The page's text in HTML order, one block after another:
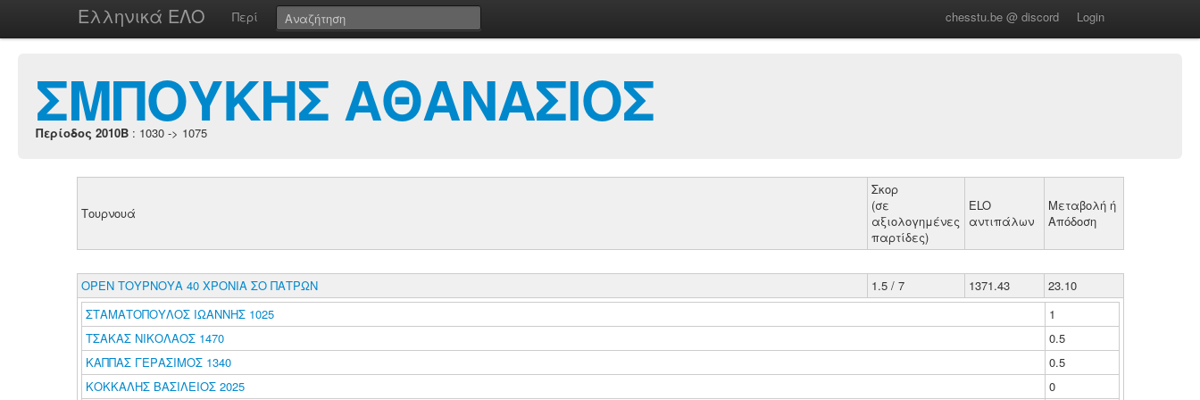
Ελληνικά ΕΛΟ Περί chesstu.be @ discord Login
ΣΜΠΟΥΚΗΣ ΑΘΑΝΑΣΙΟΣ
Περίοδος 2010B : 1030 -> 1075
Τουρνουά
Σκορ
(σε
αξιολογημένες
παρτίδες)
ELO
αντιπάλων
Μεταβολή ή
Απόδοση
ΟΡΕΝ ΤΟΥΡΝΟΥΑ 40 ΧΡΟΝΙΑ ΣΟ ΠΑΤΡΩΝ 1.5 / 7 1371.43
23.10
ΣΤΑΜΑΤΟΠΟΥΛΟΣ ΙΩΑΝΝΗΣ 1025
1
ΤΣΑΚΑΣ ΝΙΚΟΛΑΟΣ 1470
0.5
ΚΑΠΠΑΣ ΓΕΡΑΣΙΜΟΣ 1340
0.5
ΚΟΚΚΑΛΗΣ ΒΑΣΙΛΕΙΟΣ 2025
0